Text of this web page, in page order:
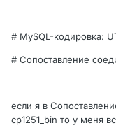
# MySQL-кодировка:
# Сопоставление
если я в
cp1251_bin то у меня